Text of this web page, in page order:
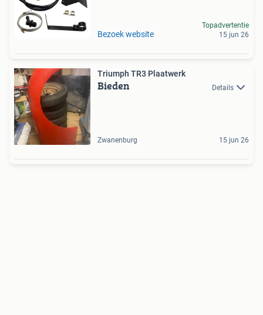
Bezoek website
Topadvertentie
15 jun 26
Triumph TR3 Plaatwerk
Bieden Details
Zwanenburg 15 jun 26